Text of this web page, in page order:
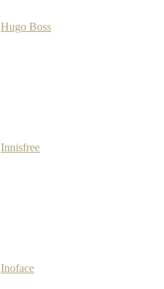
Hugo Boss
Innisfree
Inoface